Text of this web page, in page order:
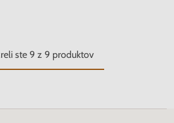
ste 9 z 9 produktov